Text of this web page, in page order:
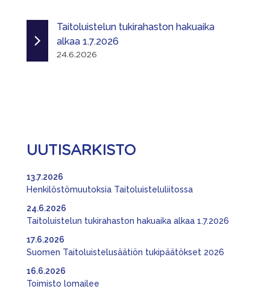
Taitoluistelun tukirahaston hakuaika
alkaa 1.7.2026
24.6.2026
UUTISARKISTO
Henkilöstömuutoksia Taitoluisteluliitossa
13.7.2026
Taitoluistelun tukirahaston hakuaika alkaa 1.7.2026
24.6.2026
Suomen Taitoluistelusäätiön tukipäätökset 2026
17.6.2026
Toimisto lomailee
16.6.2026